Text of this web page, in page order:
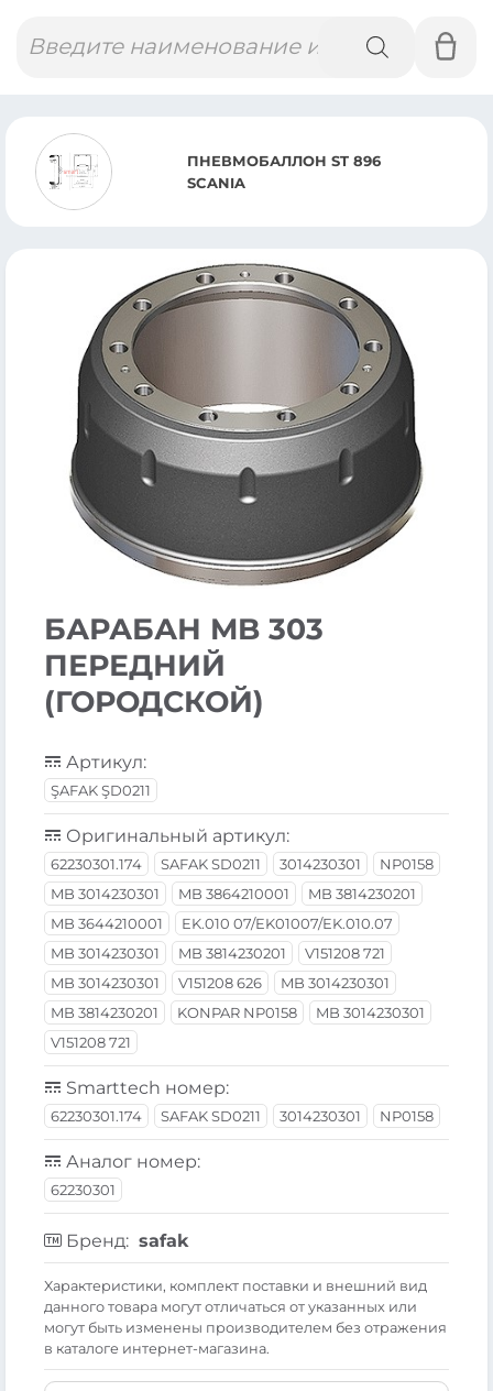
товаров
ПНЕВМОБАЛЛОН ST 896
SCANIA
БАРАБАН MB 303
ПЕРЕДНИЙ
(ГОРОДСКОЙ)
Артикул:
ŞAFAK ŞD0211
Оригинальный артикул:
62230301.174 SAFAK SD0211 3014230301
NP0158
MB 3014230301
MB 3864210001
MB 3814230201
MB 3644210001
EK.010 07/EK01007/EK.010.07
MB 3014230301
MB 3814230201
V151208 721
MB 3014230301
V151208 626
MB 3014230301
MB 3814230201
KONPAR NP0158
MB 3014230301
V151208 721
Smarttech номер:
62230301.174 SAFAK SD0211 3014230301 NP0158
Аналог номер:
62230301
Бренд: safak
Xарактеристики, комплект поставки и внешний вид
данного товара могут отличаться от указанных или
могут быть изменены производителем без отражения
в каталоге интернет-магазина.